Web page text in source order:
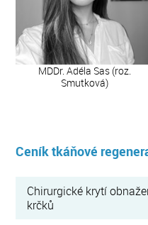
MDDr. Adéla Sas (roz.
Smutková)
Ceník tkáňové
Chirurgické krytí
krčků